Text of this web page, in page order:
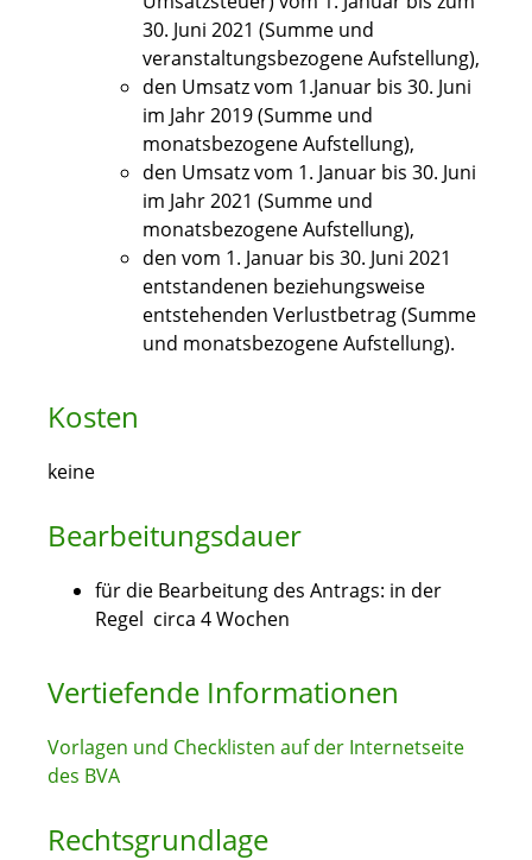
30. Juni 2021 (Summe und
veranstaltungsbezogene Aufstellung),
den Umsatz vom 1.Januar bis 30. Juni
im Jahr 2019 (Summe und
monatsbezogene Aufstellung),
den Umsatz vom 1. Januar bis 30. Juni
im Jahr 2021 (Summe und
monatsbezogene Aufstellung),
den vom 1. Januar bis 30. Juni 2021
entstandenen beziehungsweise
entstehenden Verlustbetrag (Summe
und monatsbezogene Aufstellung).
Kosten
keine
Bearbeitungsdauer
für die Bearbeitung des Antrags: in der
Regel circa 4 Wochen
Vertiefende Informationen
Vorlagen und Checklisten auf der Internetseite
des BVA
Rechtsgrundlage